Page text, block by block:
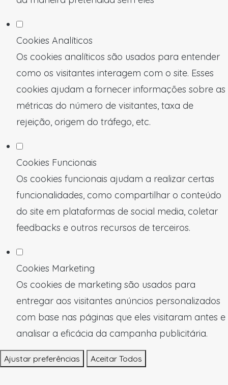
Cookies Analíticos
Os cookies analíticos são usados para entender
como os visitantes interagem com o site. Esses
cookies ajudam a fornecer informações sobre as
métricas do número de visitantes, taxa de
rejeição, origem do tráfego, etc.
Cookies Funcionais
Os cookies funcionais ajudam a realizar certas
funcionalidades, como compartilhar o conteúdo
do site em plataformas de social media, coletar
feedbacks e outros recursos de terceiros.
Cookies Marketing
Os cookies de marketing são usados para
entregar aos visitantes anúncios personalizados
com base nas páginas que eles visitaram antes e
analisar a eficácia da campanha publicitária.
Ajustar preferências Aceitar Todos